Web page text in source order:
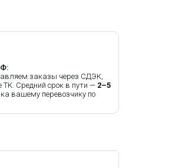
заказы через СДЭК,
ТК. Средний срок в пути — 2–5
вашему перевозчику по